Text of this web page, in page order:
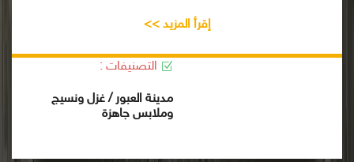
إقرأ المزيد >>
التصنيفات :
مدينة العبور / غزل ونسيج
وملابس جاهزة